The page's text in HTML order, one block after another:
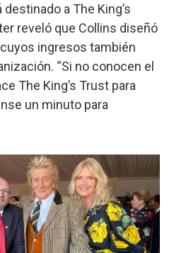
a The King’s
reveló que Collins diseñó
ingresos también
“Si no conocen el
The King’s Trust para
un minuto para